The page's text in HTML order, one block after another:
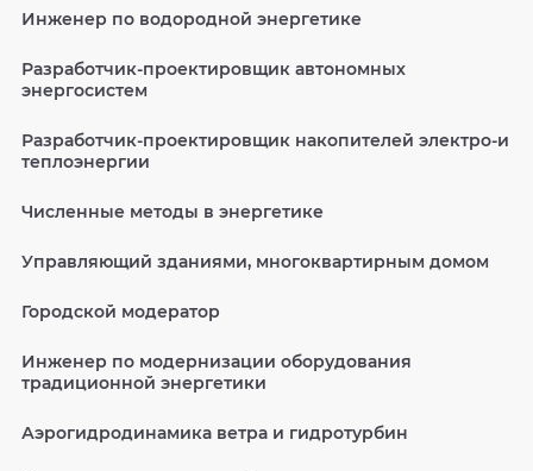
Инженер по водородной энергетике
Разработчик-проектировщик автономных
энергосистем
Разработчик-проектировщик накопителей электро-и
теплоэнергии
Численные методы в энергетике
Управляющий зданиями, многоквартирным домом
Городской модератор
Инженер по модернизации оборудования
традиционной энергетики
Аэрогидродинамика ветра и гидротурбин